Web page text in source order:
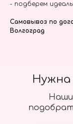
- подберем
Самовывоз по
Волгоград
Нужна